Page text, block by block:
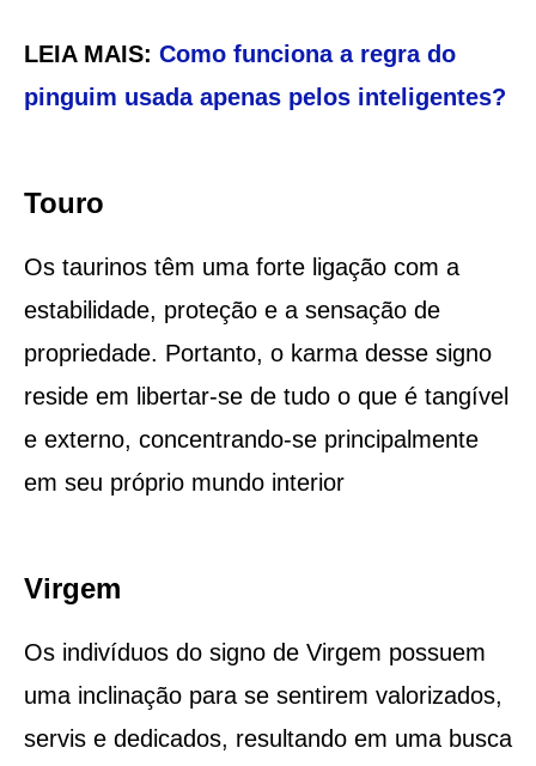
LEIA MAIS: Como funciona a regra do
pinguim usada apenas pelos inteligentes?
Touro
Os taurinos têm uma forte ligação com a
estabilidade, proteção e a sensação de
propriedade. Portanto, o karma desse signo
reside em libertar-se de tudo o que é tangível
e externo, concentrando-se principalmente
em seu próprio mundo interior
Virgem
Os indivíduos do signo de Virgem possuem
uma inclinação para se sentirem valorizados,
servis e dedicados, resultando em uma busca